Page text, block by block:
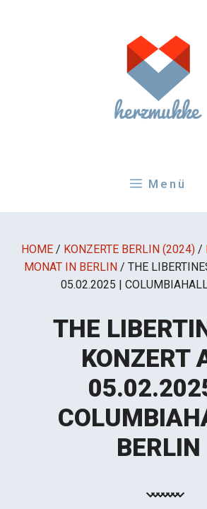
Menü
HOME / KONZERTE BERLIN (2024) /
MONAT IN BERLIN / THE
05.02.2025 |
THE
KONZERT
BERLIN